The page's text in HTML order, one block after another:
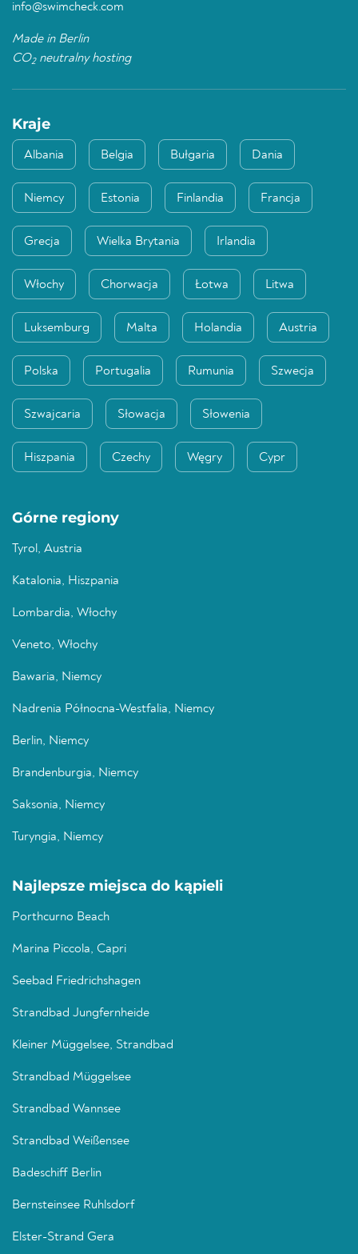
info@swimcheck.com
Made in Berlin
CO2neutralny hosting
Kraje
Albania Belgia Bułgaria Dania
Niemcy Estonia Finlandia Francja
Grecja Wielka Brytania Irlandia
Włochy Chorwacja Łotwa Litwa
Luksemburg Malta Holandia Austria
Polska Portugalia Rumunia Szwecja
Szwajcaria Słowacja Słowenia
Hiszpania Czechy Węgry Cypr
Górne regiony
Tyrol, Austria
Katalonia, Hiszpania
Lombardia, Włochy
Veneto, Włochy
Bawaria, Niemcy
Nadrenia Północna-Westfalia, Niemcy
Berlin, Niemcy
Brandenburgia, Niemcy
Saksonia, Niemcy
Turyngia, Niemcy
Najlepsze miejsca do kąpieli
Porthcurno Beach
Marina Piccola, Capri
Seebad Friedrichshagen
Strandbad Jungfernheide
Kleiner Müggelsee, Strandbad
Strandbad Müggelsee
Strandbad Wannsee
Strandbad Weißensee
Badeschiff Berlin
Bernsteinsee Ruhlsdorf
Elster-Strand Gera